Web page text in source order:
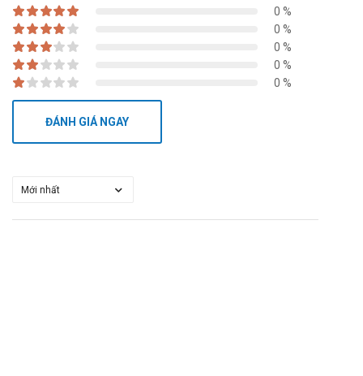
0 %
0 %
0 %
0 %
0 %
ĐÁNH GIÁ NGAY